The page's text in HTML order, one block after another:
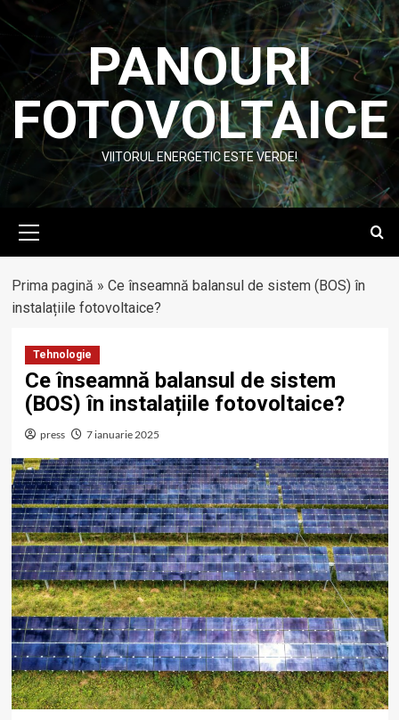
Skip
to
content
PANOURI
FOTOVOLTAICE
VIITORUL ENERGETIC ESTE VERDE!
Menu
Prima pagină » Ce înseamnă balansul de sistem (BOS) în
instalațiile fotovoltaice?
Tehnologie
Ce înseamnă balansul de sistem
(BOS) în instalațiile fotovoltaice?
press 7 ianuarie 2025